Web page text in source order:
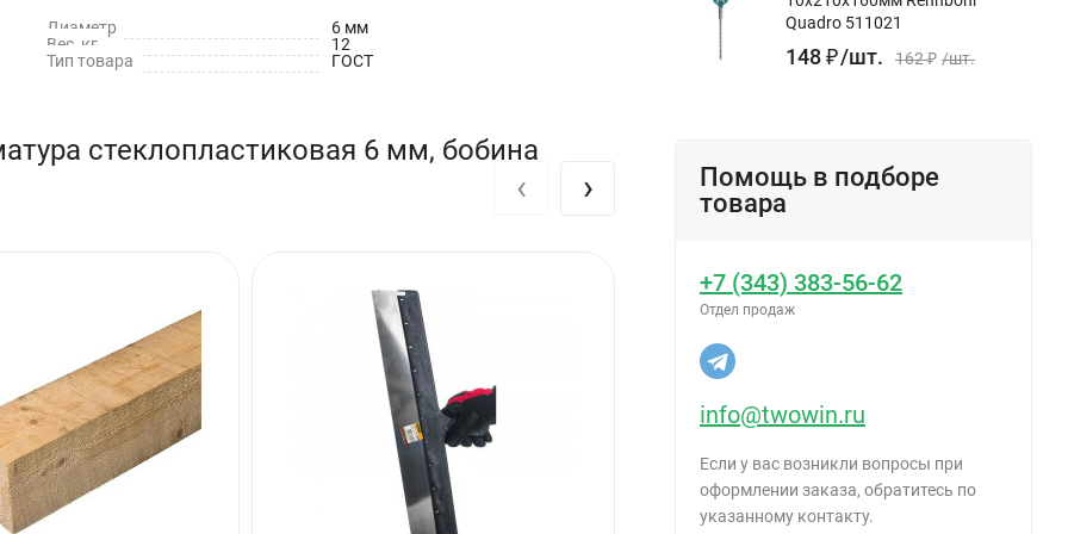
сворачивается в рулоны не больших диаметров. Легка и удобна при
Диаметр
6 мм
Вес, кг
12
Тип товара
ГОСТ
стеклопластиковая 6 мм, бобина
‹ ›
Quadro 511021
148₽/шт. 162₽ /шт.
Помощь в подборе
товара
+7 (343) 383-56-62
Отдел продаж
info@twowin.ru
Если у вас возникли вопросы при
оформлении заказа, обратитесь по
указанному контакту.